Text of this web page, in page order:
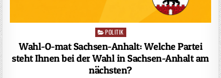
Posted
POLITIK
Wahl-O-mat Sachsen-Anhalt: Welche Partei
steht Ihnen bei der Wahl in Sachsen-Anhalt am
nächsten?